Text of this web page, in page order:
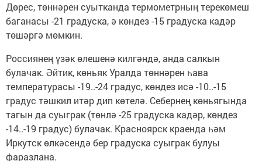
Дөрес, төннәрен суытканда термометрның терекөмеш
баганасы -21 градуска, ә көндез -15 градуска кадәр
төшәргә мөмкин.
Россиянең үзәк өлешенә килгәндә, анда салкын
булачак. Әйтик, көньяк Уралда төннәрен һава
температурасы -19..-24 градус, көндез исә -10..-15
градус тәшкил итәр дип көтелә. Себернең көньягында
тагын да суыграк (төнлә -25 градуска кадәр, көндез
-14..-19 градус) булачак. Красноярск краенда һәм
Иркутск өлкәсендә бер градуска суыграк булуы
фаразлана.